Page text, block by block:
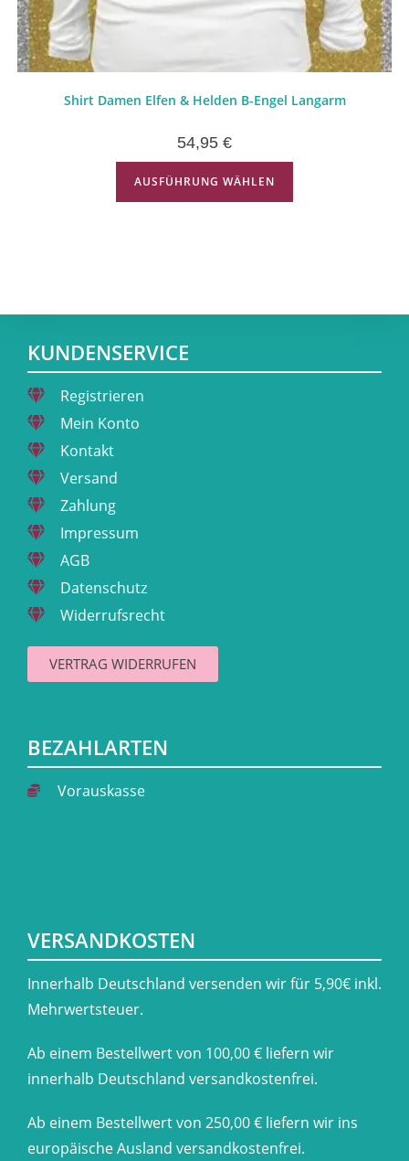
Shirt Damen Elfen & Helden B-Engel Langarm
54,95 €
AUSFÜHRUNG WÄHLEN
KUNDENSERVICE
Registrieren
Mein Konto
Kontakt
Versand
Zahlung
Impressum
AGB
Datenschutz
Widerrufsrecht
VERTRAG WIDERRUFEN
BEZAHLARTEN
Vorauskasse
VERSANDKOSTEN
​Innerhalb Deutschland versenden wir für 5,90€ inkl.
Mehrwertsteuer.
Ab einem Bestellwert von 100,00 € liefern wir
innerhalb Deutschland versandkostenfrei.
Ab einem Bestellwert von 250,00 € liefern wir ins
europäische Ausland versandkostenfrei.